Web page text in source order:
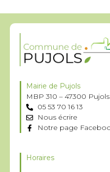
Mairie de Pujols
MBP 310 – 47300 Pujols
05 53 70 16 13
Nous écrire
Notre page
Horaires